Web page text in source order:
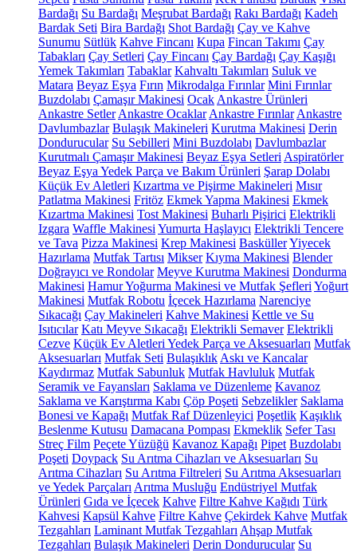
Bardağı Su Bardağı Meşrubat Bardağı Rakı Bardağı Kadeh
Bardak Seti Bira Bardağı Shot Bardağı Çay ve Kahve
Sunumu Sütlük Kahve Fincanı Kupa Fincan Takımı Çay
Tabakları Çay Setleri Çay Fincanı Çay Bardağı Çay Kaşığı
Yemek Takımları Tabaklar Kahvaltı Takımları Suluk ve
Matara Beyaz Eşya Fırın Mikrodalga Fırınlar Mini Fırınlar
Buzdolabı Çamaşır Makinesi Ocak Ankastre Ürünleri
Ankastre Setler Ankastre Ocaklar Ankastre Fırınlar Ankastre
Davlumbazlar Bulaşık Makineleri Kurutma Makinesi Derin
Dondurucular Su Sebilleri Mini Buzdolabı Davlumbazlar
Kurutmalı Çamaşır Makinesi Beyaz Eşya Setleri Aspiratörler
Beyaz Eşya Yedek Parça ve Bakım Ürünleri Şarap Dolabı
Küçük Ev Aletleri Kızartma ve Pişirme Makineleri Mısır
Patlatma Makinesi Fritöz Ekmek Yapma Makinesi Ekmek
Kızartma Makinesi Tost Makinesi Buharlı Pişirici Elektrikli
Izgara Waffle Makinesi Yumurta Haşlayıcı Elektrikli Tencere
ve Tava Pizza Makinesi Krep Makinesi BasküllerYiyecek
Hazırlama Mutfak Tartısı Mikser Kıyma Makinesi Blender
Doğrayıcı ve Rondolar Meyve Kurutma Makinesi Dondurma
Makinesi Hamur Yoğurma Makinesi ve Mutfak Şefleri Yoğurt
Makinesi Mutfak Robotu İçecek Hazırlama Narenciye
Sıkacağı Çay Makineleri Kahve Makinesi Kettle ve Su
Isıtıcılar Katı Meyve Sıkacağı Elektrikli Semaver Elektrikli
Cezve Küçük Ev Aletleri Yedek Parça ve Aksesuarları Mutfak
Aksesuarları Mutfak Seti Bulaşıklık Askı ve Kancalar
Kaydırmaz Mutfak Sabunluk Mutfak Havluluk Mutfak
Seramik ve Fayansları Saklama ve Düzenleme Kavanoz
Saklama ve Karıştırma Kabı Çöp Poşeti Sebzelikler Saklama
Bonesi ve Kapağı Mutfak Raf Düzenleyici Poşetlik Kaşıklık
Beslenme Kutusu Damacana Pompası Ekmeklik Sefer Tası
Streç Film Peçete Yüzüğü Kavanoz Kapağı Pipet Buzdolabı
Poşeti Doypack Su Arıtma Cihazları ve Aksesuarları Su
Arıtma Cihazları Su Arıtma Filtreleri Su Arıtma Aksesuarları
ve Yedek Parçaları Arıtma Musluğu Endüstriyel Mutfak
Ürünleri Gıda ve İçecek Kahve Filtre Kahve Kağıdı Türk
Kahvesi Kapsül Kahve Filtre Kahve Çekirdek Kahve Mutfak
Tezgahları Laminant Mutfak Tezgahları Ahşap Mutfak
Tezgahları Bulaşık Makineleri Derin Dondurucular Su